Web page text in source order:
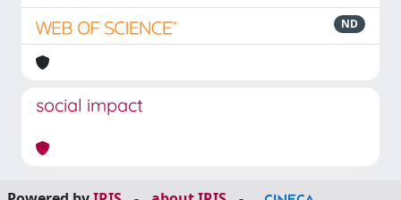
ND
social impact